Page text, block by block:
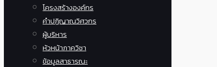
โครงสร้างองค์กร
คำปฏิญาณวิศวกร
ผู้บริหาร
หัวหน้าภาควิชา
ข้อมูลสาธารณะ